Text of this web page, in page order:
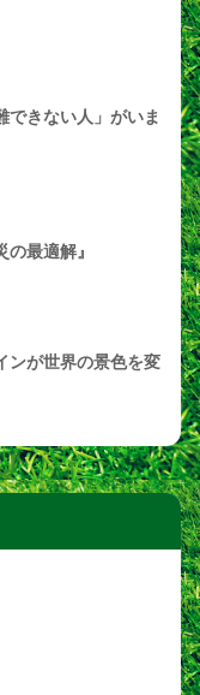
できない人」がいま
最適解』
ンが世界の景色を変